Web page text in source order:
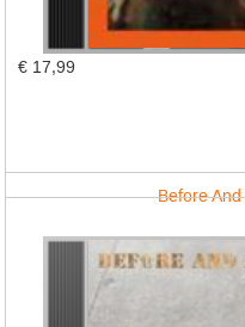
€ 17,99
Before